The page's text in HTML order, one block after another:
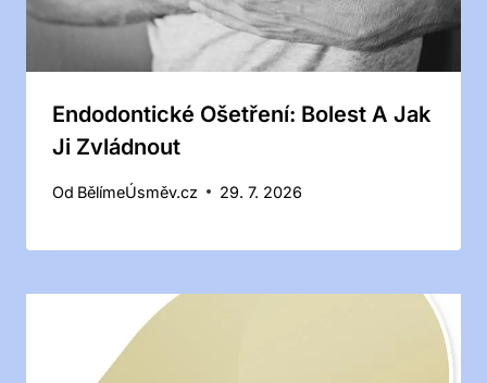
Endodontické Ošetření: Bolest A Jak
Ji Zvládnout
Od BělímeÚsměv.cz 29. 7. 2026